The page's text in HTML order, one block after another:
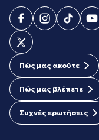
Πώς μας ακούτε
Πώς μας βλέπετε
Συχνές ερωτήσεις